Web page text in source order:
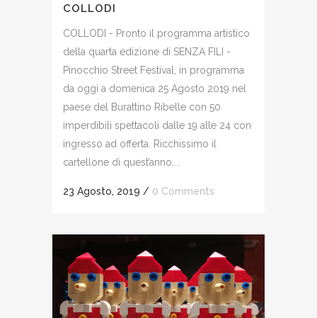
COLLODI
COLLODI - Pronto il programma artistico
della quarta edizione di SENZA FILI -
Pinocchio Street Festival, in programma
da oggi a domenica 25 Agosto 2019 nel
paese del Burattino Ribelle con 50
imperdibili spettacoli dalle 19 alle 24 con
ingresso ad offerta. Ricchissimo il
cartellone di quest’anno,...
23 Agosto, 2019 / 0 Comments